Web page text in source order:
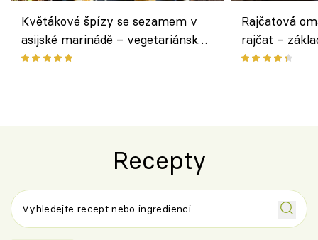
Květákové špízy se sezamem v
asijské marinádě – vegetariánská
chuťovka z grilu
Rajčatová
rajčat –
Recepty